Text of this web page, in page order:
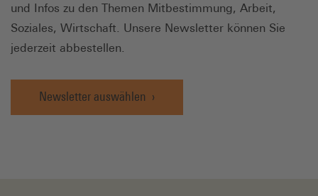
und Infos zu den Themen Mitbestimmung, Arbeit,
Soziales, Wirtschaft. Unsere Newsletter können Sie
jederzeit abbestellen.
Newsletter auswählen